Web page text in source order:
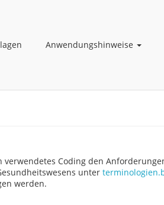
Anwendungshinweise
verwendetes Coding den
unter
werden.